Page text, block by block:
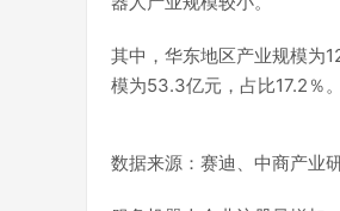
其中，华东地区产业规模为
模为53.3亿元，占比17.2％。
数据来源：赛迪、中商产业